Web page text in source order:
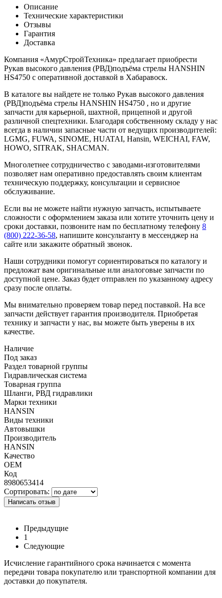
Описание
Технические характеристики
Отзывы
Гарантия
Доставка
Компания «АмурСтройТехника» предлагает приобрести
Рукав высокого давления (РВД)подъёма стрелы HANSHIN
HS4750 с оперативной доставкой в Хабаравоск.
В каталоге вы найдете не только Рукав высокого давления
(РВД)подъёма стрелы HANSHIN HS4750 , но и другие
запчасти для карьерной, шахтной, прицепной и другой
различной спецтехники. Благодаря собственному складу у нас
всегда в наличии запасные части от ведущих производителей:
LGMG, FUWA, SINOME, HUATAI, Hansin, WEICHAI, FAW,
HOWO, SITRAK, SHACMAN.
Многолетнее сотрудничество с заводами-изготовителями
позволяет нам оперативно предоставлять своим клиентам
техническую поддержку, консультации и сервисное
обслуживание.
Если вы не можете найти нужную запчасть, испытываете
сложности с оформлением заказа или хотите уточнить цену и
сроки доставки, позвоните нам по бесплатному телефону 8
(800) 222-36-58, напишите консультанту в мессенджер на
сайте или закажите обратный звонок.
Наши сотрудники помогут сориентироваться по каталогу и
предложат вам оригинальные или аналоговые запчасти по
доступной цене. Заказ будет отправлен по указанному адресу
сразу после оплаты.
Мы внимательно проверяем товар перед поставкой. На все
запчасти действует гарантия производителя. Приобретая
технику и запчасти у нас, вы можете быть уверены в их
качестве.
Наличие
Под заказ
Раздел товарной группы
Гидравлическая система
Товарная группа
Шланги, РВД гидравлики
Марки техники
HANSIN
Виды техники
Автовышки
Производитель
HANSIN
Качество
OEM
Код
8980653414
Сортировать:
Написать отзыв
Предыдущие
1
Следующие
Исчисление гарантийного срока начинается с момента
передачи товара покупателю или транспортной компании для
доставки до покупателя.